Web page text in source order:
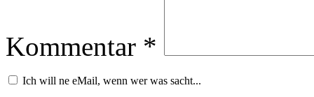
Kommentar *
Ich will ne eMail, wenn wer was sacht...